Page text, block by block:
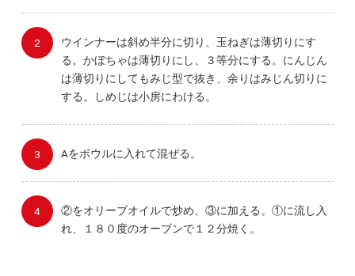
ウインナーは斜め半分に切り、玉ねぎは薄切りにす
る。かぼちゃは薄切りにし、３等分にする。にんじん
は薄切りにしてもみじ型で抜き、余りはみじん切りに
する。しめじは小房にわける。
Aをボウルに入れて混ぜる。
②をオリーブオイルで炒め、③に加える。①に流し入
れ、１８０度のオーブンで１２分焼く。